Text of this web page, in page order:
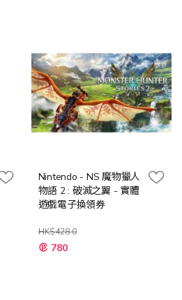
Nintendo - NS 魔物獵人
物語 2 : 破滅之翼 - 實體
遊戲電子換領券
HK$428.0
特
殊 780